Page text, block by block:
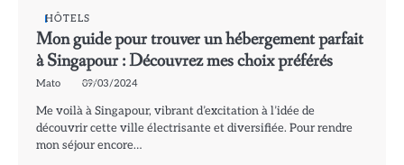
HÔTELS
Mon guide pour trouver un hébergement parfait
à Singapour : Découvrez mes choix préférés
Mato 09/03/2024
Me voilà à Singapour, vibrant d’excitation à l’idée de
découvrir cette ville électrisante et diversifiée. Pour rendre
mon séjour encore…